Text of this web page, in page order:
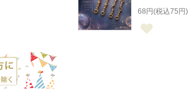
68円(税込75円)